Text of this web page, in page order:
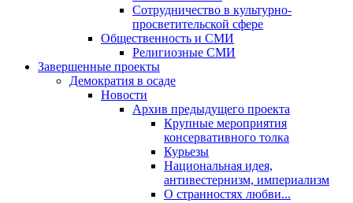
Сотрудничество в культурно-
просветительской сфере
Общественность и СМИ
Религиозные СМИ
Завершенные проекты
Демократия в осаде
Новости
Архив предыдущего проекта
Крупные мероприятия
консервативного толка
Курьезы
Национальная идея,
антивестернизм, империализм
О странностях любви...